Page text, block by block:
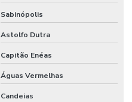
Sabinópolis
Astolfo Dutra
Capitão Enéas
Águas Vermelhas
Candeias